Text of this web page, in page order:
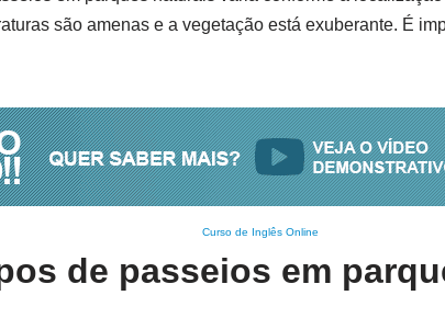
são amenas e a vegetação está exuberante. É
Curso de Inglês Online
de passeios em